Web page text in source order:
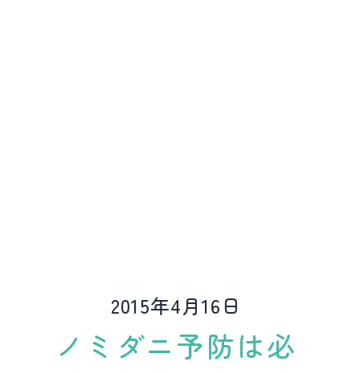
2015年4月16日
ノミダニ予防は必